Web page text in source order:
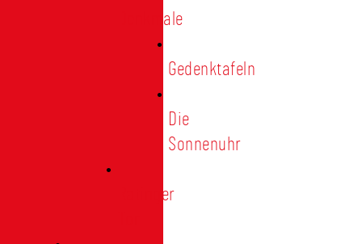
Denkmale
Gedenktafeln
Die
Sonnenuhr
Ratinger